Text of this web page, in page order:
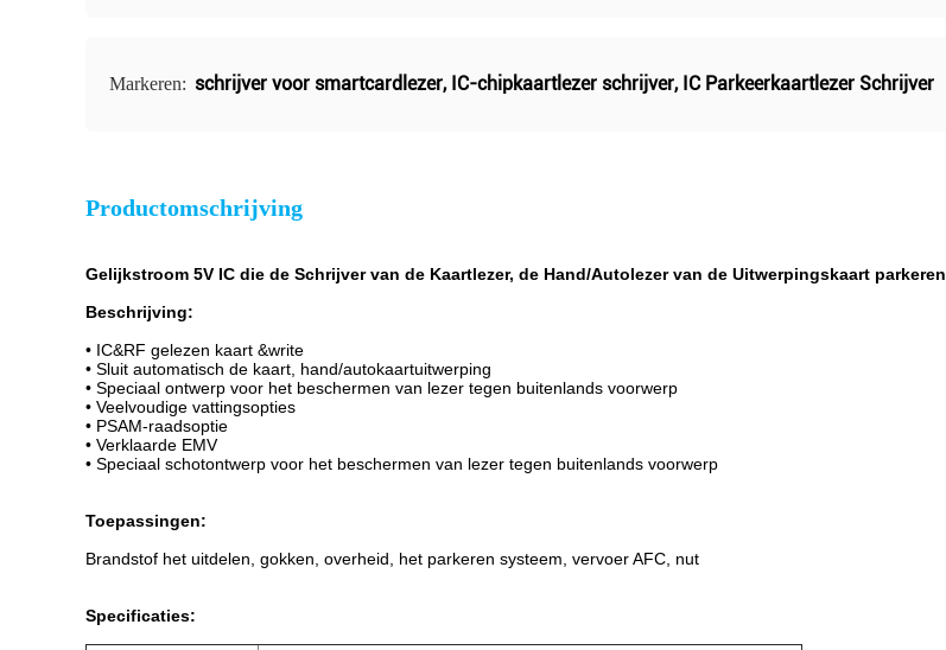
Markeren: schrijver voor smartcardlezer, IC-chipkaartlezer schrijver, IC Parkeerkaartlezer Schrijver
Productomschrijving
Gelijkstroom 5V IC die de Schrijver van de Kaartlezer, de Hand/Autolezer van de Uitwerpingskaart parkeren
Beschrijving:
• IC&RF gelezen kaart &write
• Sluit automatisch de kaart, hand/autokaartuitwerping
• Speciaal ontwerp voor het beschermen van lezer tegen buitenlands voorwerp
• Veelvoudige vattingsopties
• PSAM-raadsoptie
• Verklaarde EMV
• Speciaal schotontwerp voor het beschermen van lezer tegen buitenlands voorwerp
Toepassingen:
Brandstof het uitdelen, gokken, overheid, het parkeren systeem, vervoer AFC, nut
Specificaties: